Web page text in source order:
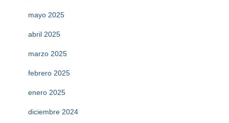
mayo 2025
abril 2025
marzo 2025
febrero 2025
enero 2025
diciembre 2024